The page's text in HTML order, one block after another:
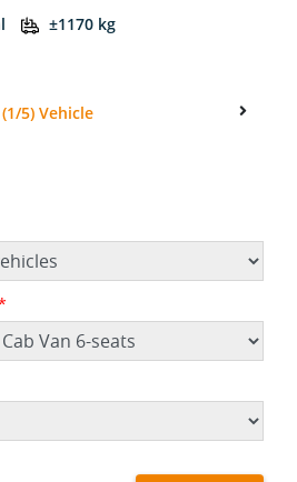
(1/5) Vehicle
±1170 kg